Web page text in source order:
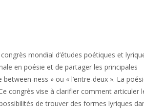
mondial d’études poétiques et
en poésie et de partager les principales
ness » ou « l’entre-deux ». La
congrès vise à clarifier comment articuler
de trouver des formes lyriques